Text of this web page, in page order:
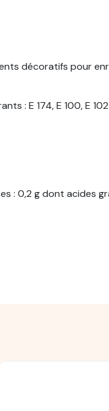
décoratifs pour
: E 174, E 100, E
: 0,2 g dont acides